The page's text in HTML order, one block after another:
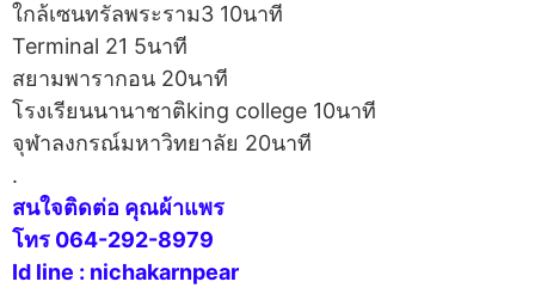
ใกล้เซนทรัลพระราม3 10นาที
Terminal 21 5นาที
สยามพารากอน 20นาที
โรงเรียนนานาชาติking college 10นาที
จุฬาลงกรณ์มหาวิทยาลัย 20นาที
.
สนใจติดต่อ คุณผ้าแพร
โทร 064-292-8979
Id line : nichakarnpear